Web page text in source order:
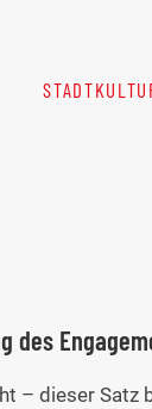
des
– dieser